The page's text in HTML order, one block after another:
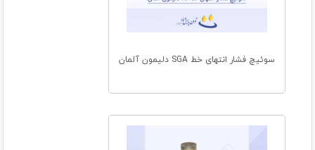
سوئیچ فشار انتهای خط SGA دلیمون آلمان